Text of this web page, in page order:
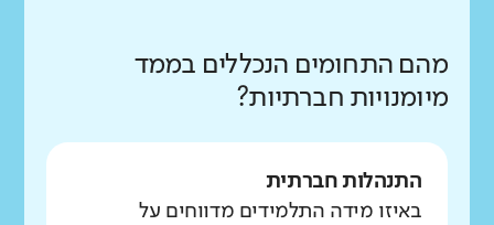
מהם התחומים הנכללים בממד
מיומנויות חברתיות?
התנהלות חברתית
באיזו מידה התלמידים מדווחים על